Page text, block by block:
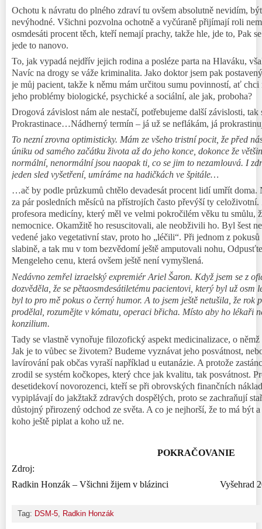
Ochotu k návratu do plného zdraví tu ovšem absolutně nevidím,
nevýhodné. Všichni pozvolna ochotně a vyčúraně přijímají roli
osmdesáti procent těch, kteří nemají prachy, takže hle, jde to, Pak
jede to nanovo.
To, jak vypadá nejdřív jejich rodina a posléze parta na Hlaváku,
Navíc na drogy se váže kriminalita. Jako doktor jsem pak
je můj pacient, takže k němu mám určitou sumu povinností, ať
jeho problémy biologické, psychické a sociální, ale jak, proboha?
Drogová závislost nám ale nestačí, potřebujeme další závislosti,
Prokrastinace…Nádherný termín – já už se neflákám, já
To nezní zrovna optimisticky. Mám ze všeho tristní pocit, že před
úniku od samého začátku života až do jeho konce, dokonce že
normální, nenormální jsou naopak ti, co se jim to nezamlouvá. I
jeden sled vyšetření, umíráme na hadičkách ve špitále…
…ač by podle průzkumů chtělo devadesát procent lidí umřít doma.
za pár posledních měsíců na přístrojích často převýší ty
profesora medicíny, který měl ve velmi pokročilém věku tu smůlu,
nemocnice. Okamžitě ho resuscitovali, ale neobživili ho. Byl šest
vedené jako vegetativní stav, proto ho „léčili“. Při jednom z
slabině, a tak mu v tom bezvědomí ještě amputovali nohu,
Mengeleho cenu, která ovšem ještě není vymyšlená.
Nedávno zemřel izraelský expremiér Ariel Šaron. Když jsem se z
dozvěděla, že se pětaosmdesátiletému pacientovi, který byl užosm
byl to pro mě pokus o černý humor. A to jsem ještě netušila, že rok
prodělal, rozumějte v kómatu, operaci břicha. Místo aby ho lékaři
konzilium.
Tady se vlastně vynořuje filozofický aspekt medicinalizace, o němž
Jak je to vůbec se životem? Budeme vyznávat jeho posvátnost,
lavírování pak občas vyraší například u eutanázie. A protože
zrodil se systém kočkopes, který chce jak kvalitu, tak posvátnost.
desetidekoví novorozenci, kteří se při obrovských finančních
vypiplávají do jakžtakž zdravých dospělých, proto se zachraňují
důstojný přirozený odchod ze světa. A co je nejhorší, že to má být
koho ještě piplat a koho už ne.
POKRAČOVANIE
Zdroj:
Radkin Honzák – Všichni žijem v blázinci Vyšehrad
Tag: DSM-5 Radkin Honzák